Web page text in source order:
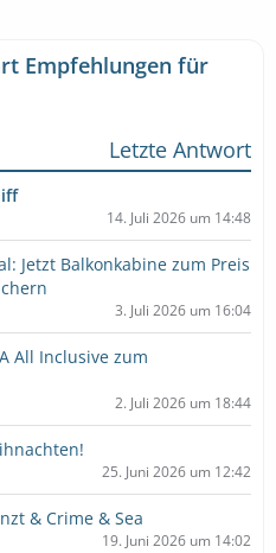
Empfehlungen für
Letzte Antwort
14. Juli 2026 um 14:48
Jetzt Balkonkabine zum Preis
3. Juli 2026 um 16:04
All Inclusive zum
2. Juli 2026 um 18:44
25. Juni 2026 um 12:42
& Crime & Sea
19. Juni 2026 um 14:02